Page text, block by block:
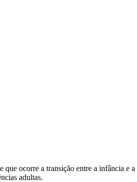
ocorre a transição entre a infância
adultas.